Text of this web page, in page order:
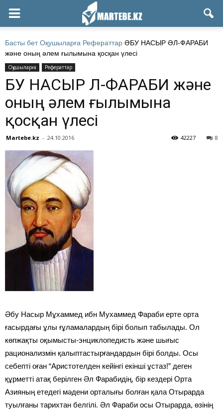
Басты бет Оқушыларға Рефераттар ӘБУ НАСЫР ӘЛ-ФАРАБИ
және оның әлем ғылымына қосқан үлесі
Оқушыларға Рефераттар
ӘБУ НАСЫР ӘЛ-ФАРАБИ және
оның әлем ғылымына
қосқан үлесі
Martebe.kz - 24.10.2016 8
42227
Әбу Насыр Мұхаммед ибн Мухаммед Фараби ерте орта
ғасырдағы ұлы ғұламалардың бірі болып табылады. Ол
көпжақты оқымысты-энциклопедисть және шығыс
рационализмін қалыптастырғандардын бірі болды. Осы
себепті оған “Аристотелден кейінгі екінші ұстаз!” деген
құрметті атақ берілген Әл Фарабидің, бір кездері Орта
Азияның етедегі мәдени орталығы болған қала Отырарда
туылғаны тарихтан белгілі. Әл Фараби осы Отырарда, өзінің